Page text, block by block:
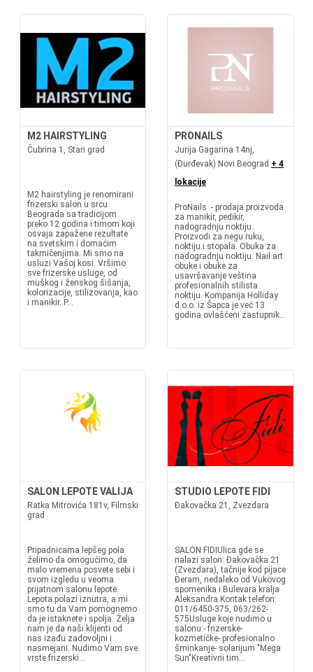
M2 HAIRSTYLING
Čubrina 1, Stari grad
M2 hairstyling je renomirani
frizerski salon u srcu
Beograda sa tradicijom
preko 12 godina i timom koji
osvaja zapažene rezultate
na svetskim i domaćim
takmičenjima. Mi smo na
usluzi Vašoj kosi. Vršimo
sve frizerske usluge, od
muškog i ženskog šišanja,
kolorizacije, stilizovanja, kao
i manikir. P...
PRONAILS
Jurija Gagarina 14nj,
(Đurđevak) Novi Beograd + 4
lokacije
ProNails - prodaja proizvoda
za manikir, pedikir,
nadogradnju noktiju.
Proizvodi za negu ruku,
noktiju i stopala. Obuka za
nadogradnju noktiju. Nail art
obuke i obuke za
usavršavanje veština
profesionalnih stilista
noktiju. Kompanija Holliday
d.o.o. iz Šapca je već 13
godina ovlašćeni zastupnik...
SALON LEPOTE VALIJA
Ratka Mitrovića 181v, Filmski
grad
Pripadnicama lepšeg pola
želimo da omogućimo, da
malo vremena posvete sebi i
svom izgledu u veoma
prijatnom salonu lepote.
Lepota polazi iznutra, a mi
smo tu da Vam pomognemo
da je istaknete i spolja. Želja
nam je da naši klijenti od
nas izađu zadovoljni i
nasmejani. Nudimo Vam sve
vrste frizerski...
STUDIO LEPOTE FIDI
Đakovačka 21, Zvezdara
SALON FIDIUlica gde se
nalazi salon: Đakovačka 21
(Zvezdara), tačnije kod pijace
Đeram, nedaleko od Vukovog
spomenika i Bulevara kralja
Aleksandra.Kontak telefon:
011/6450-375, 063/262-
575Usluge koje nudimo u
salonu:- frizerske-
kozmetičke- profesionalno
šminkanje- solarijum "Mega
Sun"Kreativni tim...